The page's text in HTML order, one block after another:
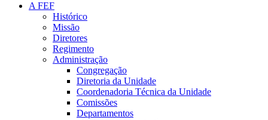
A FEF
Histórico
Missão
Diretores
Regimento
Administração
Congregação
Diretoria da Unidade
Coordenadoria Técnica da Unidade
Comissões
Departamentos